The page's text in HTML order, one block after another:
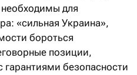
для
«сильная Украина»,
бороться
позиции,
гарантиями безопасности